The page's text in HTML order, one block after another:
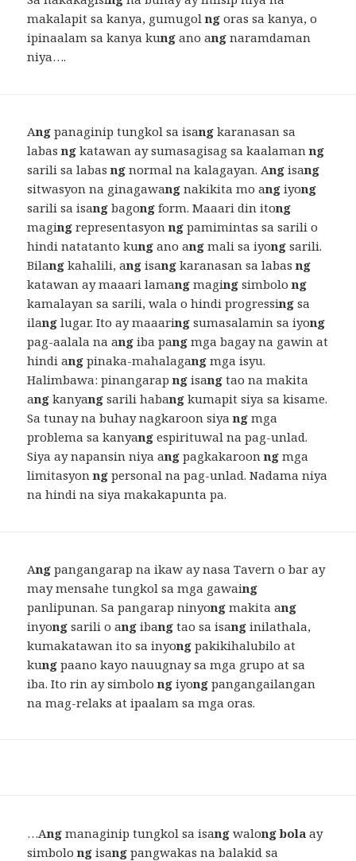
makalapit sa kanya, gumugolng oras sa kanya, o
ipinaalam sa kanya kung ano ang naramdaman
niya….
Ang panaginip tungkol sa isang karanasan sa
labasng katawan ay sumasagisag sa kaalamanng
sarili sa labasng normal na kalagayan. Ang isang
sitwasyon na ginagawang nakikita mo ang iyong
sarili sa isang bagong form. Maaari din itong
maging representasyonng pamimintas sa sarili o
hindi natatanto kung ano ang mali sa iyong sarili.
Bilang kahalili, ang isang karanasan sa labasng
katawan ay maaari lamang maging simbolong
kamalayan sa sarili, wala o hindi progressing sa
ilang lugar. Ito ay maaaring sumasalamin sa iyong
pag-aalala na ang iba pang mga bagay na gawin at
hindi ang pinaka-mahalagang mga isyu.
Halimbawa: pinangarapng isang tao na makita
ang kanyang sarili habang kumapit siya sa kisame.
Sa tunay na buhay nagkaroon siyang mga
problema sa kanyang espirituwal na pag-unlad.
Siya ay napansin niya ang pagkakaroonng mga
limitasyonng personal na pag-unlad. Nadama niya
na hindi na siya makakapunta pa.
Ang pangangarap na ikaw ay nasa Tavern o bar ay
may mensahe tungkol sa mga gawaing
panlipunan. Sa pangarap ninyong makita ang
inyong sarili o ang ibang tao sa isang inilathala,
kumakatawan ito sa inyong pakikihalubilo at
kung paano kayo nauugnay sa mga grupo at sa
iba. Ito rin ay simbolong iyong pangangailangan
na mag-relaks at ipaalam sa mga oras.
…Ang managinip tungkol sa isang walong bola ay
simbolong isang pangwakas na balakid sa